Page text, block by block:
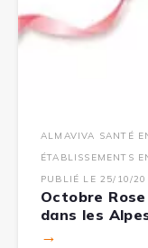
ALMAVIVA SANTÉ
ÉTABLISSEMENTS
PUBLIÉ LE 25/10/
Octobre
dans les
→